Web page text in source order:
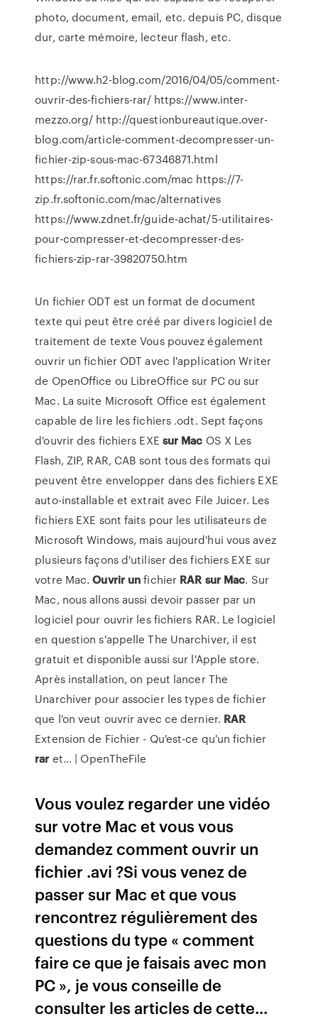
photo, document, email, etc. depuis PC, disque
dur, carte mémoire, lecteur flash, etc.
http://www.h2-blog.com/2016/04/05/comment-
ouvrir-des-fichiers-rar/ https://www.inter-
mezzo.org/ http://questionbureautique.over-
blog.com/article-comment-decompresser-un-
fichier-zip-sous-mac-67346871.html
https://rar.fr.softonic.com/mac https://7-
zip.fr.softonic.com/mac/alternatives
https://www.zdnet.fr/guide-achat/5-utilitaires-
pour-compresser-et-decompresser-des-
fichiers-zip-rar-39820750.htm
Un fichier ODT est un format de document
texte qui peut être créé par divers logiciel de
traitement de texte Vous pouvez également
ouvrir un fichier ODT avec l'application Writer
de OpenOffice ou LibreOffice sur PC ou sur
Mac. La suite Microsoft Office est également
capable de lire les fichiers .odt. Sept façons
d'ouvrir des fichiers EXE sur Mac OS X Les
Flash, ZIP, RAR, CAB sont tous des formats qui
peuvent être envelopper dans des fichiers EXE
auto-installable et extrait avec File Juicer. Les
fichiers EXE sont faits pour les utilisateurs de
Microsoft Windows, mais aujourd'hui vous avez
plusieurs façons d'utiliser des fichiers EXE sur
votre Mac.Ouvrir unfichier RAR sur Mac. Sur
Mac, nous allons aussi devoir passer par un
logiciel pour ouvrir les fichiers RAR. Le logiciel
en question s'appelle The Unarchiver, il est
gratuit et disponible aussi sur l'Apple store.
Après installation, on peut lancer The
Unarchiver pour associer les types de fichier
que l'on veut ouvrir avec ce dernier. RAR
Extension de Fichier - Qu'est-ce qu'un fichier
rar et... | OpenTheFile
Vous voulez regarder une vidéo
sur votre Mac et vous vous
demandez comment ouvrir un
fichier .avi ?Si vous venez de
passer sur Mac et que vous
rencontrez régulièrement des
questions du type « comment
faire ce que je faisais avec mon
PC », je vous conseille de
consulter les articles de cette...